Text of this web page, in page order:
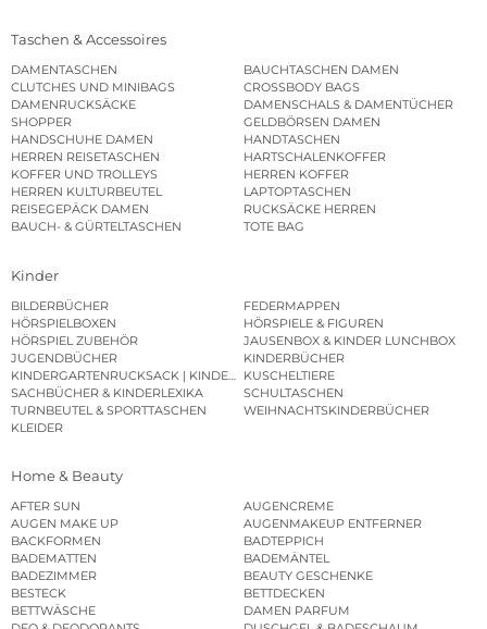
Taschen & Accessoires
DAMENTASCHEN
BAUCHTASCHEN DAMEN
CLUTCHES UND MINIBAGS
CROSSBODY BAGS
DAMENRUCKSÄCKE
DAMENSCHALS & DAMENTÜCHER
SHOPPER
GELDBÖRSEN DAMEN
HANDSCHUHE DAMEN
HANDTASCHEN
HERREN REISETASCHEN
HARTSCHALENKOFFER
KOFFER UND TROLLEYS
HERREN KOFFER
HERREN KULTURBEUTEL
LAPTOPTASCHEN
REISEGEPÄCK DAMEN
RUCKSÄCKE HERREN
BAUCH- & GÜRTELTASCHEN
TOTE BAG
Kinder
BILDERBÜCHER
FEDERMAPPEN
HÖRSPIELBOXEN
HÖRSPIELE & FIGUREN
HÖRSPIEL ZUBEHÖR
JAUSENBOX & KINDER LUNCHBOX
JUGENDBÜCHER
KINDERBÜCHER
KINDERGARTENRUCKSACK | KINDERGARTENBEUTEL
KUSCHELTIERE
SACHBÜCHER & KINDERLEXIKA
SCHULTASCHEN
TURNBEUTEL & SPORTTASCHEN
WEIHNACHTSKINDERBÜCHER
KLEIDER
Home & Beauty
AFTER SUN
AUGENCREME
AUGEN MAKE UP
AUGENMAKEUP ENTFERNER
BACKFORMEN
BADTEPPICH
BADEMATTEN
BADEMÄNTEL
BADEZIMMER
BEAUTY GESCHENKE
BESTECK
BETTDECKEN
BETTWÄSCHE
DAMEN PARFUM